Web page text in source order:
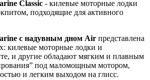
Classic - килевые моторные лодки
подходящие для активного
с надувным дном Air представлена
килевые моторные лодки и
и другие обладают мягким и плавным
под маломощным мотором,
и легким выходом на глисс.